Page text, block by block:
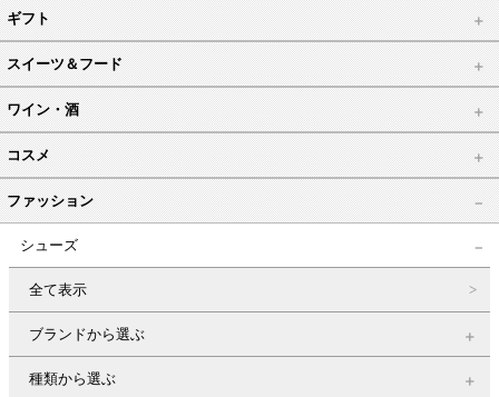
ギフト
スイーツ＆フード
ワイン・酒
コスメ
ファッション
シューズ
全て表示
ブランドから選ぶ
種類から選ぶ